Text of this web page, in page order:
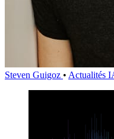
Steven Guigoz • Actualités